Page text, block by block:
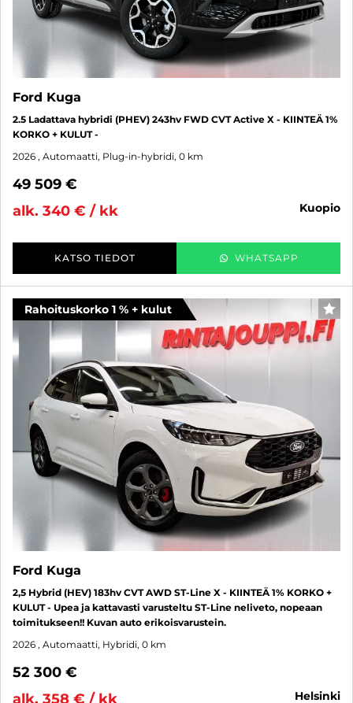
Ford Kuga
2.5 Ladattava hybridi (PHEV) 243hv FWD CVT Active X - KIINTEÄ 1%
KORKO + KULUT -
2026 , Automaatti, Plug-in-hybridi, 0 km
49 509 €
alk. 340 € / kk
kuopio
KATSO TIEDOT WHATSAPP
Rahoituskorko 1 % + kulut
Ford Kuga
2,5 Hybrid (HEV) 183hv CVT AWD ST-Line X - KIINTEÄ 1% KORKO +
KULUT - Upea ja kattavasti varusteltu ST-Line neliveto, nopeaan
toimitukseen!! Kuvan auto erikoisvarustein.
2026 , Automaatti, Hybridi, 0 km
52 300 €
alk. 358 € / kk
helsinki